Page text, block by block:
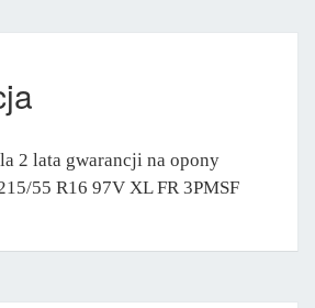
2 lata gwarancji na opony
55 R16 97V XL FR 3PMSF